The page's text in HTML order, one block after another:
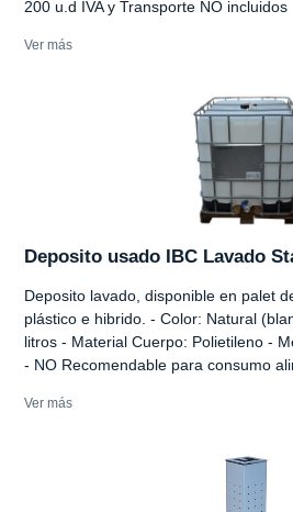
200 u.d IVA y Transporte NO incluidos
Ver más
Deposito usado IBC Lavado
Deposito lavado, disponible en palet
plástico e hibrido. - Color: Natural
litros - Material Cuerpo: Polietileno -
- NO Recomendable para consumo
Ver más